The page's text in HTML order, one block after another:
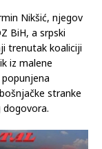
za sastav nove
Nikšić, njegov
BiH, a srpski
trenutak koaliciji
iz malene
stranke